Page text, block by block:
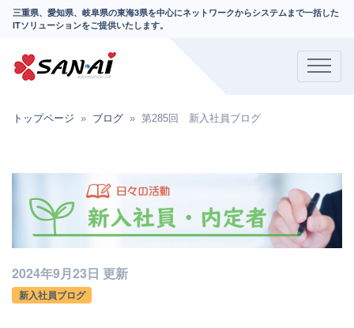
三重県、愛知県、岐阜県の東海3県を中心にネットワークからシステムまで一括した
ITソリューションをご提供いたします。
トップページ ブログ 第285回 新入社員ブログ
2024年9月23日 更新
新入社員ブログ